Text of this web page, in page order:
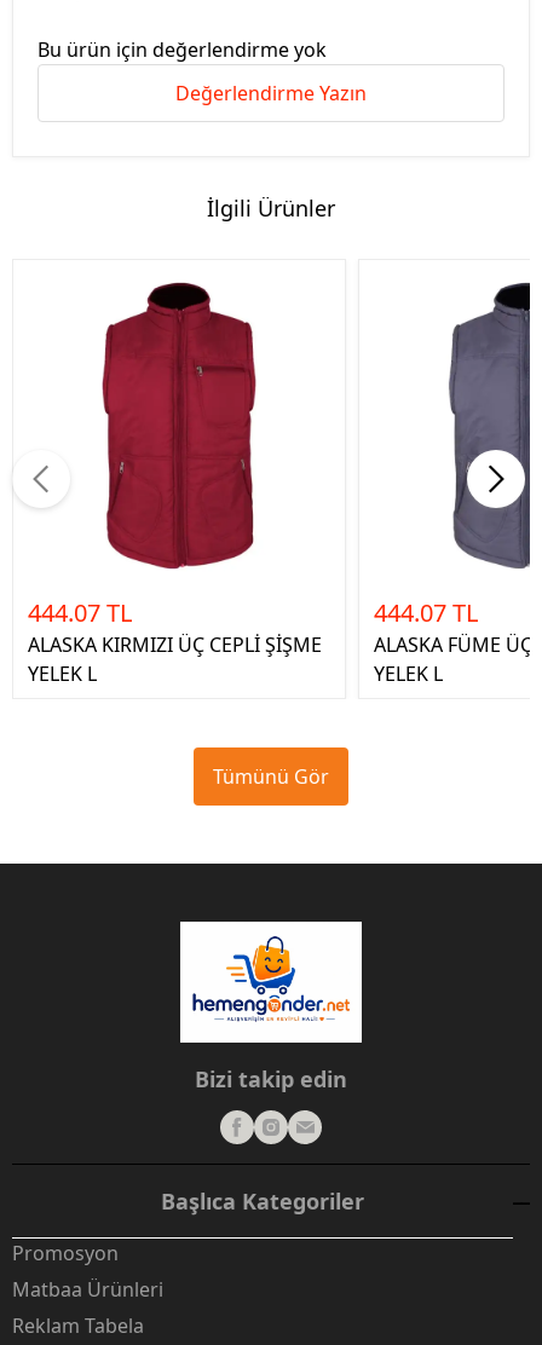
Bu ürün için değerlendirme yok
Değerlendirme Yazın
İlgili Ürünler
444.07 TL
ALASKA KIRMIZI ÜÇ CEPLİ ŞİŞME
YELEK L
444.07 TL
ALASKA FÜME ÜÇ
YELEK L
Tümünü Gör
Bizi takip edin
Başlıca Kategoriler
Promosyon
Matbaa Ürünleri
Reklam Tabela